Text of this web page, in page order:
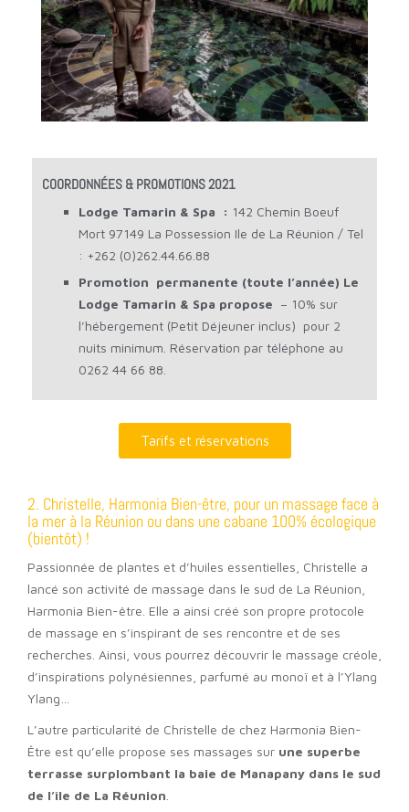
COORDONNÉES & PROMOTIONS 2021
Lodge Tamarin & Spa : 142 Chemin Boeuf
Mort 97149 La Possession Ile de La Réunion / Tel
: +262 (0)262.44.66.88
Promotion permanente (toute l’année) Le
Lodge Tamarin & Spa propose – 10% sur
l’hébergement (Petit Déjeuner inclus) pour 2
nuits minimum. Réservation par téléphone au
0262 44 66 88.
Tarifs et réservations
2. Christelle, Harmonia Bien-être, pour un massage face à
la mer à la Réunion ou dans une cabane 100% écologique
(bientôt) !
Passionnée de plantes et d’huiles essentielles, Christelle a
lancé son activité de massage dans le sud de La Réunion,
Harmonia Bien-être. Elle a ainsi créé son propre protocole
de massage en s’inspirant de ses rencontre et de ses
recherches. Ainsi, vous pourrez découvrir le massage créole,
d’inspirations polynésiennes, parfumé au monoï et à l’Ylang
Ylang…
L’autre particularité de Christelle de chez Harmonia Bien-
Être est qu’elle propose ses massages sur une superbe
terrasse surplombant la baie de Manapany dans le sud
de l’île de La Réunion